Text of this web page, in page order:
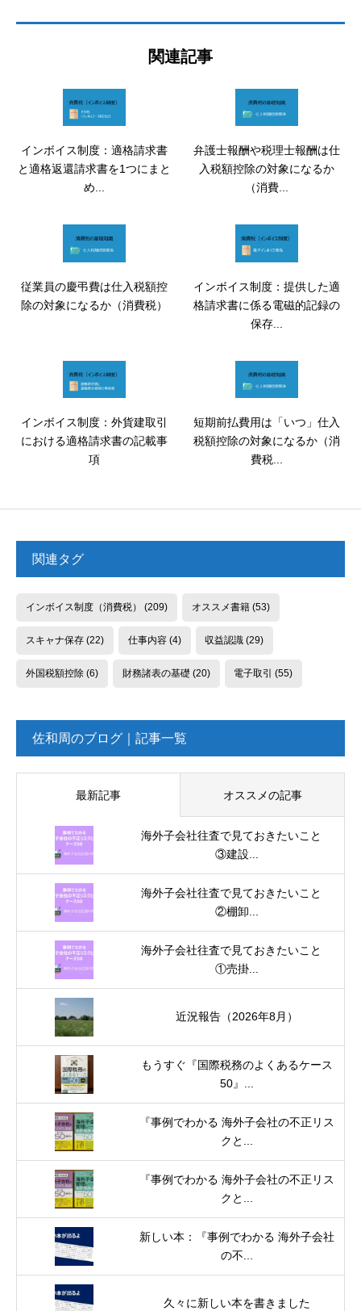
関連記事
インボイス制度：適格請求書
と適格返還請求書を1つにまと
め...
弁護士報酬や税理士報酬は仕
入税額控除の対象になるか
（消費...
従業員の慶弔費は仕入税額控
除の対象になるか（消費税）
インボイス制度：提供した適
格請求書に係る電磁的記録の
保存...
インボイス制度：外貨建取引
における適格請求書の記載事
項
短期前払費用は「いつ」仕入
税額控除の対象になるか（消
費税...
関連タグ
インボイス制度（消費税） (209) オススメ書籍(53)
スキャナ保存(22) 仕事内容(4) 収益認識 (29)
外国税額控除(6) 財務諸表の基礎 (20) 電子取引 (55)
佐和周のブログ｜記事一覧
最新記事 オススメの記事
海外子会社往査で見ておきたいこと
③建設...
海外子会社往査で見ておきたいこと
②棚卸...
海外子会社往査で見ておきたいこと
①売掛...
近況報告（2026年8月）
もうすぐ『国際税務のよくあるケース
50』...
『事例でわかる 海外子会社の不正リス
クと...
『事例でわかる 海外子会社の不正リス
クと...
新しい本：『事例でわかる 海外子会社
の不...
久々に新しい本を書きました